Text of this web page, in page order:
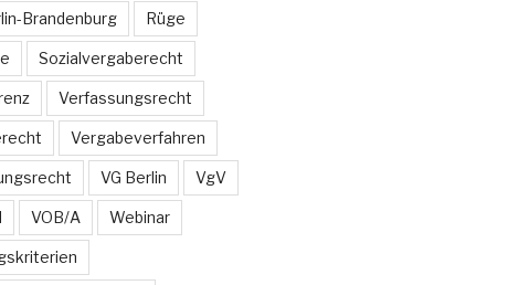
Brandenburg Rüge
Sozialvergaberecht
Verfassungsrecht
Vergabeverfahren
VG Berlin VgV
VOB/A Webinar